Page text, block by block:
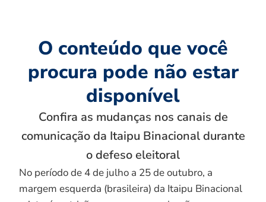
O conteúdo que você
procura pode não estar
disponível
Confira as mudanças nos canais de
comunicação da Itaipu Binacional durante
o defeso eleitoral
No período de 4 de julho a 25 de outubro, a
margem esquerda (brasileira) da Itaipu Binacional